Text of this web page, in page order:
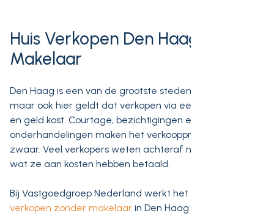
Huis Verkopen Den Haag Zonder
Makelaar
Den Haag is een van de grootste steden van Nederland,
maar ook hier geldt dat verkopen via een makelaar tijd
en geld kost. Courtage, bezichtigingen en onzekere
onderhandelingen maken het verkoopproces onnodig
zwaar. Veel verkopers weten achteraf niet eens precies
wat ze aan kosten hebben betaald.
Bij Vastgoedgroep Nederland werkt het anders.
verkopen zonder makelaar in Den Haag betekent dat